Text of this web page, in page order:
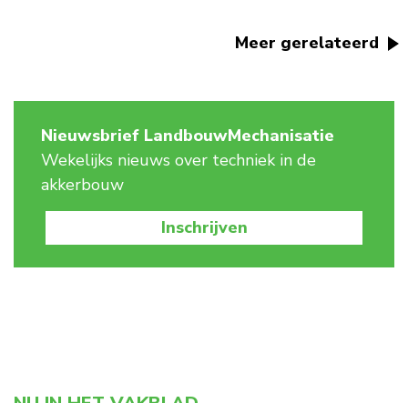
Meer gerelateerd
Nieuwsbrief LandbouwMechanisatie
Wekelijks nieuws over techniek in de
akkerbouw
Inschrijven